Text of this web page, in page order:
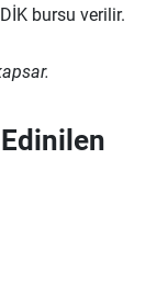
bursu verilir.